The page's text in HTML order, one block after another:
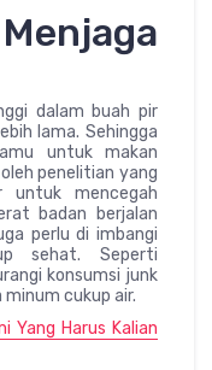
dalam buah pir
lama. Sehingga
untuk makan
penelitian yang
untuk mencegah
badan berjalan
perlu di imbangi
sehat. Seperti
konsumsi junk
cukup air.
Yang Harus Kalian